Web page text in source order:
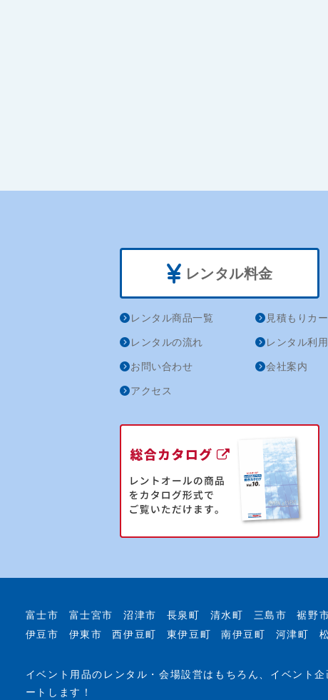
レンタル料金
レンタル商品一覧 見積もりカ
レンタルの流れ
レンタル利
お問い合わせ
会社案内
アクセス
富士市 富士宮市 沼津市 長泉町 清水町 三島市 裾野
伊豆市
伊東市 西伊豆町 東伊豆町 南伊豆町 河津町
イベント用品のレンタル・会場設営はもちろん、イベント
ートします！